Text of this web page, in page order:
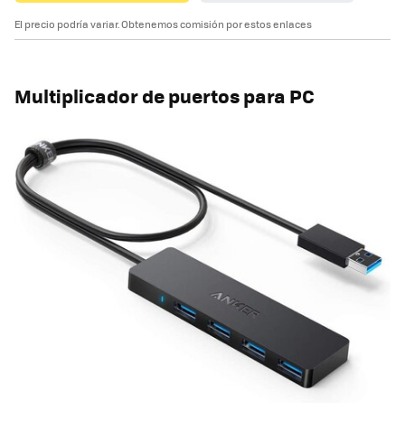
El precio podría variar. Obtenemos comisión por estos enlaces
Multiplicador de puertos para PC